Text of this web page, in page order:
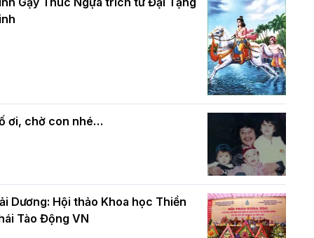
mừng Đại lễ Phật đản PL.2570 –
mùa Phật đản PL.2570
Phật giáo chính tín Phần 7: Luật nhân
quả
ơi, chờ con nhé…
Dương: Hội thảo Khoa học Thiền
Tào Động VN